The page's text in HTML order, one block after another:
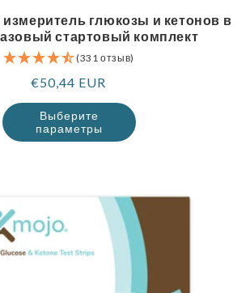
глюкозы и кетонов в
стартовый комплект
(331 отзыв)
Обычная
цена
€50,44 EUR
Выберите
параметры